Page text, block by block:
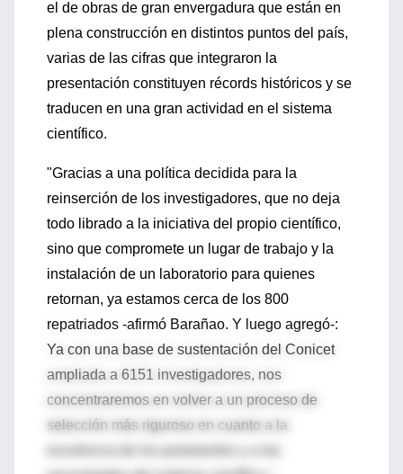
el de obras de gran envergadura que están en
plena construcción en distintos puntos del país,
varias de las cifras que integraron la
presentación constituyen récords históricos y se
traducen en una gran actividad en el sistema
científico.
"Gracias a una política decidida para la
reinserción de los investigadores, que no deja
todo librado a la iniciativa del propio científico,
sino que compromete un lugar de trabajo y la
instalación de un laboratorio para quienes
retornan, ya estamos cerca de los 800
repatriados -afirmó Barañao. Y luego agregó-:
Ya con una base de sustentación del Conicet
ampliada a 6151 investigadores, nos
concentraremos en volver a un proceso de
selección más riguroso en cuanto a la